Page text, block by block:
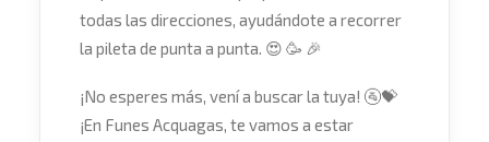
todas las direcciones, ayudándote a recorrer
la pileta de punta a punta. 😍 🥳 🎉
¡No esperes más, vení a buscar la tuya! 🚰💝
¡En Funes Acquagas, te vamos a estar